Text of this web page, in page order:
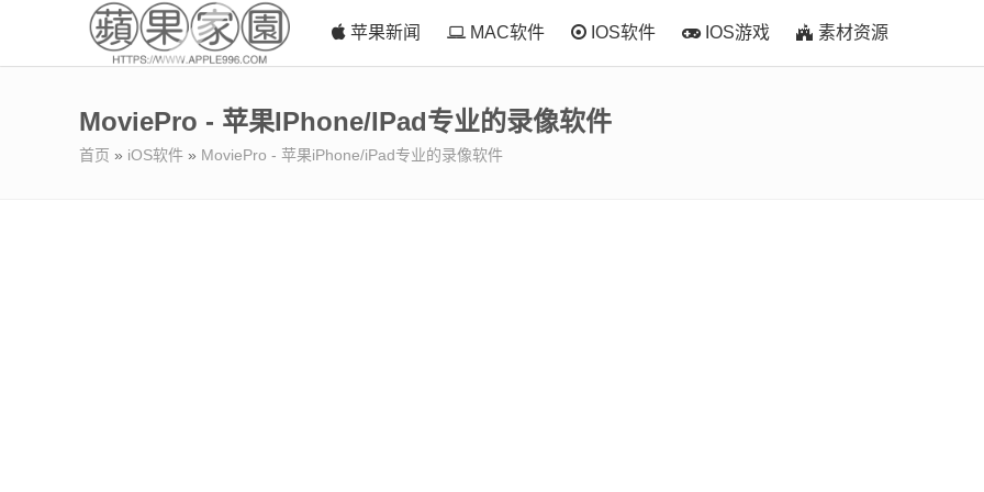
苹果新闻 MAC软件 IOS软件 IOS游戏 素材资源
MoviePro - 苹果iPhone/iPad专业的录像软件
首页 » iOS软件 » MoviePro - 苹果iPhone/iPad专业的录像软件